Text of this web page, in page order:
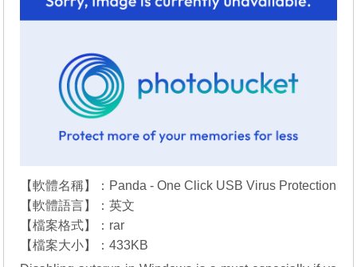
【軟體名稱】：Panda - One Click USB Virus Protection
【軟體語言】：英文
【檔案格式】：rar
【檔案大小】：433KB